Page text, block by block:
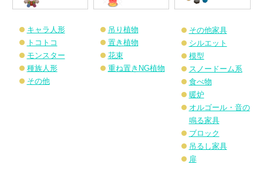
キャラ人形
トコトコ
モンスター
種族人形
その他
吊り 植物
置き植物
花束
重ね置きNG植物
その他家具
シルエット
模型
スノードーム系
食べ物
暖炉
オルゴール・音の
鳴る家具
ブロック
吊るし家具
扉